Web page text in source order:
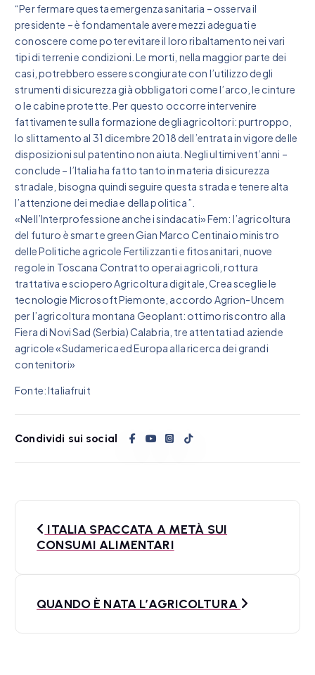
“Per fermare questa emergenza sanitaria – osserva il
presidente – è fondamentale avere mezzi adeguati e
conoscere come poter evitare il loro ribaltamento nei vari
tipi di terreni e condizioni. Le morti, nella maggior parte dei
casi, potrebbero essere scongiurate con l’utilizzo degli
strumenti di sicurezza già obbligatori come l’arco, le cinture
o le cabine protette. Per questo occorre intervenire
fattivamente sulla formazione degli agricoltori: purtroppo,
lo slittamento al 31 dicembre 2018 dell’entrata in vigore delle
disposizioni sul patentino non aiuta. Negli ultimi vent’anni –
conclude – l’Italia ha fatto tanto in materia di sicurezza
stradale, bisogna quindi seguire questa strada e tenere alta
l’attenzione dei media e della politica”.
«Nell’Interprofessione anche i sindacati» Fem: l’agricoltura
del futuro è smart e green Gian Marco Centinaio ministro
delle Politiche agricole Fertilizzanti e fitosanitari, nuove
regole in Toscana Contratto operai agricoli, rottura
trattativa e sciopero Agricoltura digitale, Crea sceglie le
tecnologie Microsoft Piemonte, accordo Agrion-Uncem
per l’agricoltura montana Geoplant: ottimo riscontro alla
Fiera di Novi Sad (Serbia) Calabria, tre attentati ad aziende
agricole «Sudamerica ed Europa alla ricerca dei grandi
contenitori»
Fonte: Italiafruit
Condividi sui social
ITALIA SPACCATA A METÀ SUI
CONSUMI ALIMENTARI
QUANDO È NATA L’AGRICOLTURA